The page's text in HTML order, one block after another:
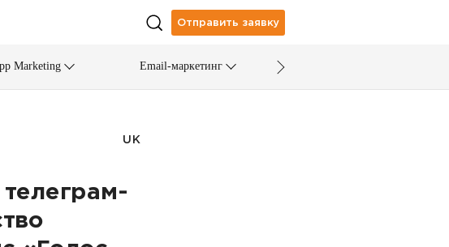
Отправить заявку
Marketing Email-маркетинг
UK